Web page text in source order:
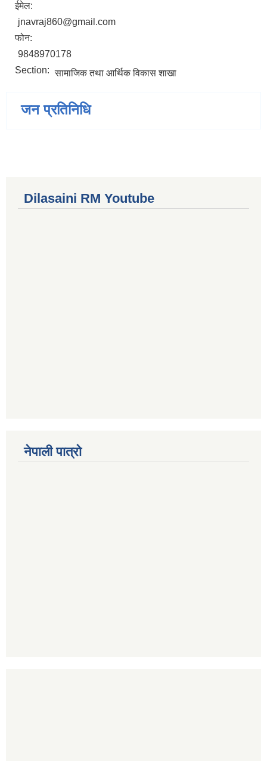
ईमेल:
jnavraj860@gmail.com
फोन:
9848970178
Section: सामाजिक तथा आर्थिक विकास शाखा
जन प्रतिनिधि
Dilasaini RM Youtube
नेपाली पात्रो